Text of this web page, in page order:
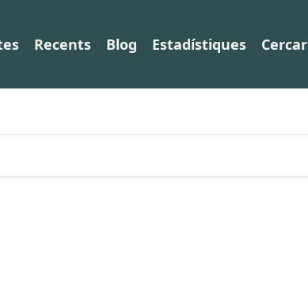
Recents Blog Estadístiques Cercar